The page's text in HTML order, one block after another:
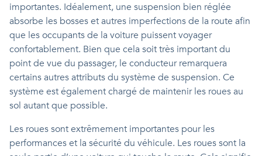
importantes. Idéalement, une suspension bien réglée
absorbe les bosses et autres imperfections de la route afin
que les occupants de la voiture puissent voyager
confortablement. Bien que cela soit très important du
point de vue du passager, le conducteur remarquera
certains autres attributs du système de suspension. Ce
système est également chargé de maintenir les roues au
sol autant que possible.
Les roues sont extrêmement importantes pour les
performances et la sécurité du véhicule. Les roues sont la